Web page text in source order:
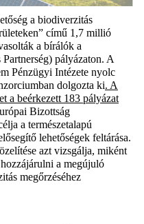
a biodiverzitás
című 1,7 millió
a bírálók a
pályázaton. A
Pénzügyi Intézete nyolc
dolgozta ki. A
a beérkezett 183 pályázat
Bizottság
a természetalapú
lehetőségek feltárása.
azt vizsgálja, miként
a megújuló
megőrzéséhez